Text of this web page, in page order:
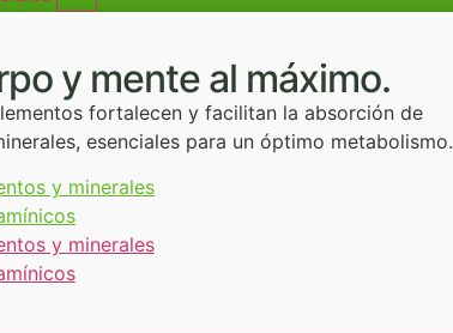
y mente al máximo.
fortalecen y facilitan la absorción de
esenciales para un óptimo metabolismo.
y minerales
y minerales